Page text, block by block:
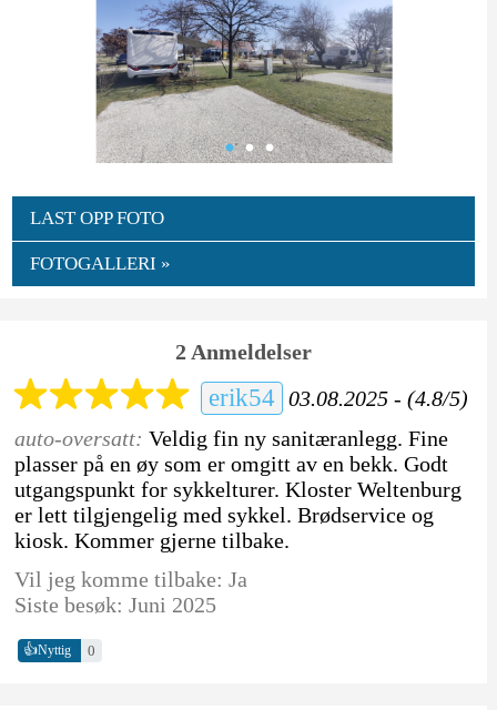
LAST OPP FOTO
FOTOGALLERI »
2 Anmeldelser
erik54 03.08.2025 - (4.8/5)
auto-oversatt: Veldig fin ny sanitæranlegg. Fine
plasser på en øy som er omgitt av en bekk. Godt
utgangspunkt for sykkelturer. Kloster Weltenburg
er lett tilgjengelig med sykkel. Brødservice og
kiosk. Kommer gjerne tilbake.
Vil jeg komme tilbake: Ja
Siste besøk: Juni 2025
👍Nyttig 0